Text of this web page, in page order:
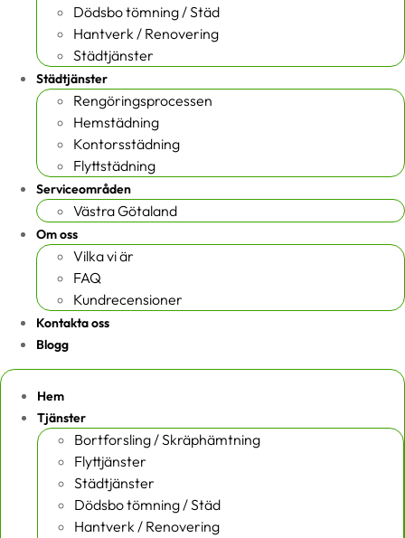
Dödsbo tömning / Städ
Hantverk / Renovering
Städtjänster
Städtjänster
Rengöringsprocessen
Hemstädning
Kontorsstädning
Flyttstädning
Serviceområden
Västra Götaland
Om oss
Vilka vi är
FAQ
Kundrecensioner
Kontakta oss
Blogg
Hem
Tjänster
Bortforsling / Skräphämtning
Flyttjänster
Städtjänster
Dödsbo tömning / Städ
Hantverk / Renovering